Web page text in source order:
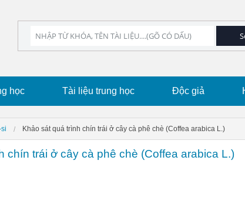
học Tài liệu trung học Độc giả
Khảo sát quá trình chín trái ở cây cà phê chè (Coffea arabica L.)
chín trái ở cây cà phê chè (Coffea arabica L.)